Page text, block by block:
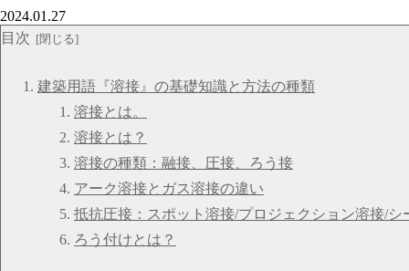
2024.01.27
目次
建築用語『溶接』の基礎知識と方法の種類
溶接とは。
溶接とは？
溶接の種類：融接、圧接、ろう接
アーク溶接とガス溶接の違い
抵抗圧接：スポット溶接/プロジェクション溶接/シ
ろう付けとは？